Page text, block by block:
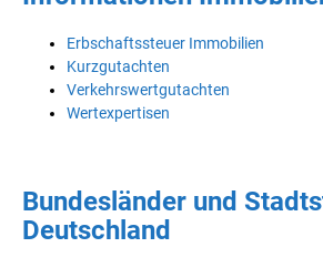
Erbschaftssteuer Immobilien
Kurzgutachten
Verkehrswertgutachten
Wertexpertisen
Bundesländer und
Deutschland